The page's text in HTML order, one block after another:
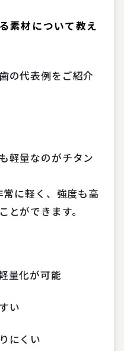
素材について教え
の代表例をご紹介
軽量なのがチタン
に軽く、強度も高
とができます。
量化が可能
い
にくい